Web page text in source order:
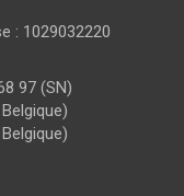
: 1029032220
97 (SN)